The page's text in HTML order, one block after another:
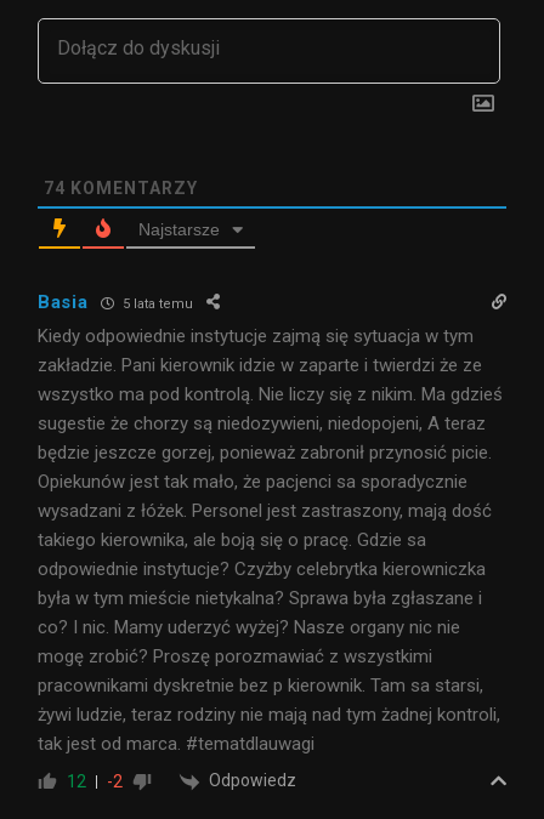
74 KOMENTARZY
Najstarsze
Basia 5 lata temu
Kiedy odpowiednie instytucje zajmą się sytuacja w tym
zakładzie. Pani kierownik idzie w zaparte i twierdzi że ze
wszystko ma pod kontrolą. Nie liczy się z nikim. Ma gdzieś
sugestie że chorzy są niedozywieni, niedopojeni, A teraz
będzie jeszcze gorzej, ponieważ zabronił przynosić picie.
Opiekunów jest tak mało, że pacjenci sa sporadycznie
wysadzani z łóżek. Personel jest zastraszony, mają dość
takiego kierownika, ale boją się o pracę. Gdzie sa
odpowiednie instytucje? Czyżby celebrytka kierowniczka
była w tym mieście nietykalna? Sprawa była zgłaszane i
co? I nic. Mamy uderzyć wyżej? Nasze organy nic nie
mogę zrobić? Proszę porozmawiać z wszystkimi
pracownikami dyskretnie bez p kierownik. Tam sa starsi,
żywi ludzie, teraz rodziny nie mają nad tym żadnej kontroli,
tak jest od marca. #tematdlauwagi
12 -2 Odpowiedz